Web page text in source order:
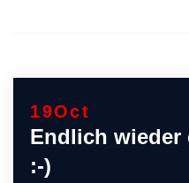
19Oct
Endlich wieder
:-)